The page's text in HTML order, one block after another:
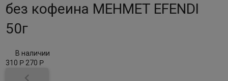
без кофеина MEHMET EFENDI
50г
В наличии
310 Р 270 Р
